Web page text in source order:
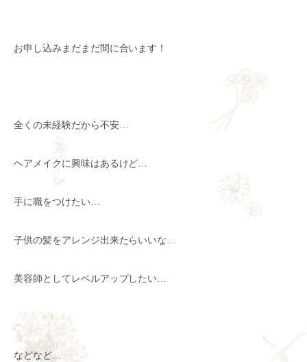
お申し込みまだまだ間に合います！
全くの未経験だから不安…
ヘアメイクに興味はあるけど…
手に職をつけたい…
子供の髪をアレンジ出来たらいいな…
美容師としてレベルアップしたい…
などなど…